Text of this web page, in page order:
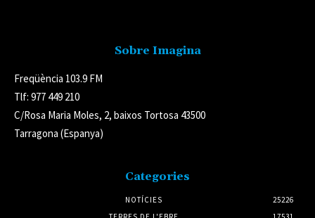
Sobre Imagina
Freqüència 103.9 FM
Tlf: 977 449 210
C/Rosa Maria Moles, 2, baixos Tortosa 43500
Tarragona (Espanya)
Categories
NOTÍCIES
25226